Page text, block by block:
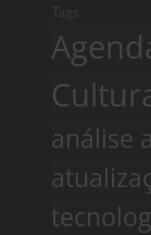
análise